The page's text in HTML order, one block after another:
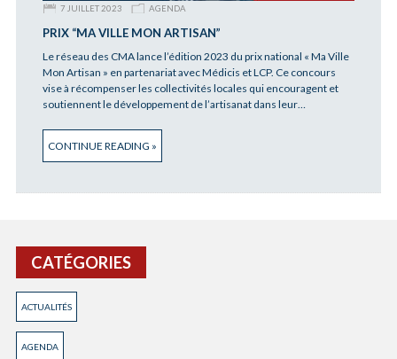
7 JUILLET 2023 AGENDA
PRIX “MA VILLE MON ARTISAN”
Le réseau des CMA lance l’édition 2023 du prix national « Ma Ville
Mon Artisan » en partenariat avec Médicis et LCP. Ce concours
vise à récompenser les collectivités locales qui encouragent et
soutiennent le développement de l’artisanat dans leur…
CONTINUE READING »
CATÉGORIES
ACTUALITÉS
AGENDA